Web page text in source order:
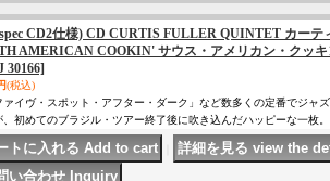
CD2仕様) CD CURTIS FULLER QUINTET カーテ
AMERICAN COOKIN' サウス・アメリカン・クッキ
30166]
(税込)
イヴ・スポット・アフター・ダーク」など数多くの定番でジャ
、初めてのブラジル・ツアー終了後に吹き込んだハッピーな一枚